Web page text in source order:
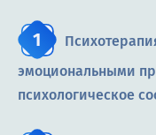
эмоциональными
психологическое